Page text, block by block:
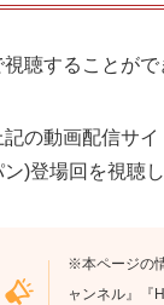
視聴することがで
記の動画配信サ
ン)登場回を視聴し
※本ページの
ャンネル』『